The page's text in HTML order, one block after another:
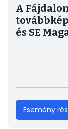
A
és SE
Esemény